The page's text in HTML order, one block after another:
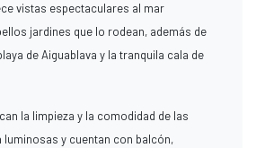
vistas espectaculares al mar
jardines que lo rodean, además de
de Aiguablava y la tranquila cala de
la limpieza y la comodidad de las
luminosas y cuentan con balcón,